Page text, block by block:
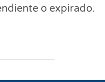
o expirado.